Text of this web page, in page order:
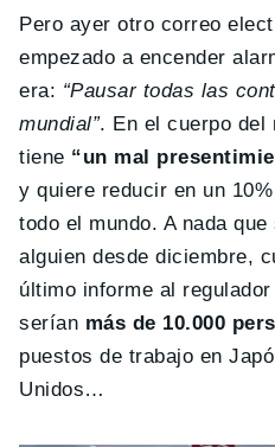
Pero ayer otro correo
empezado a encender
era: “Pausar todas las
mundial”. En el cuerpo del
tiene “un mal
y quiere reducir en un
todo el mundo. A nada
alguien desde diciembre,
último informe al
serían más de 10.000
puestos de trabajo en
Unidos…